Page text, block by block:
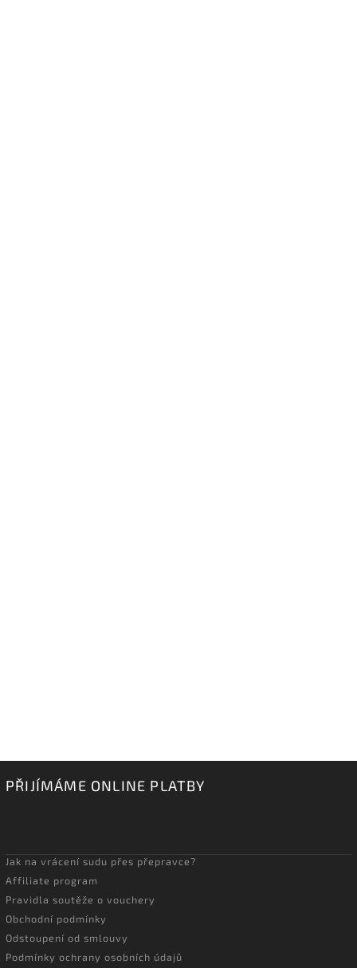
PŘIJÍMÁME ONLINE PLATBY
Jak na vrácení sudu přes přepravce?
Affiliate program
Pravidla soutěže o vouchery
Obchodní podmínky
Odstoupení od smlouvy
Podmínky ochrany osobních údajů